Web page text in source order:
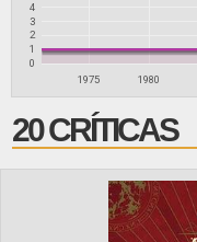
1975 1980
0
1
2
3
4
20 CRÍTICAS